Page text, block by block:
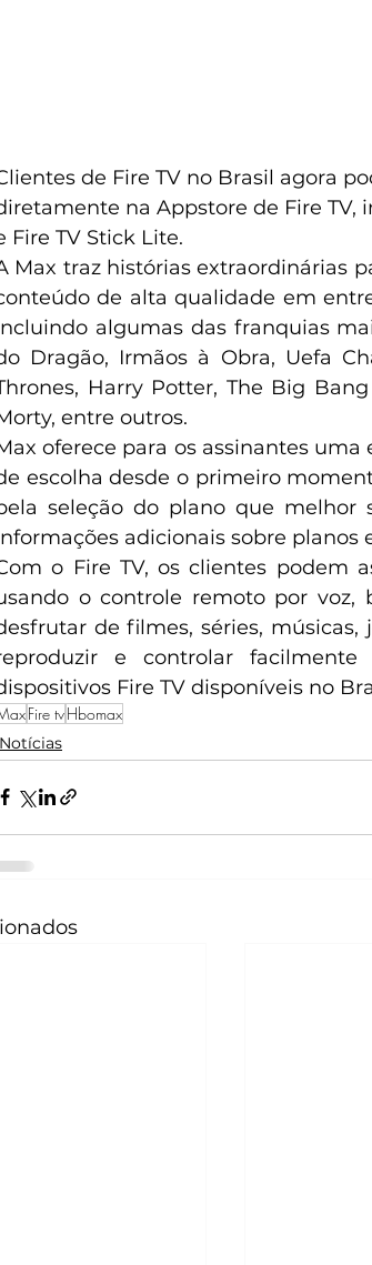
de Fire TV no Brasil agora
na Appstore de Fire TV,
Fire TV Stick Lite.
Max traz histórias extraordinárias
de alta qualidade em
algumas das franquias
Dragão, Irmãos à Obra, Uefa
Harry Potter, The Big
entre outros.
oferece para os assinantes
escolha desde o primeiro
seleção do plano que melhor
adicionais sobre planos
o Fire TV, os clientes podem
o controle remoto por voz,
de filmes, séries,
e controlar
Fire TV disponíveis no
Fire tvHbomax
Notícias